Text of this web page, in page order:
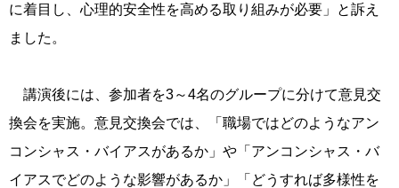
に着目し、心理的安全性を高める取り組みが必要」と訴え
ました。
講演後には、参加者を3～4名のグループに分けて意見交
換会を実施。意見交換会では、「職場ではどのようなアン
コンシャス・バイアスがあるか」や「アンコンシャス・バ
イアスでどのような影響があるか」「どうすれば多様性を